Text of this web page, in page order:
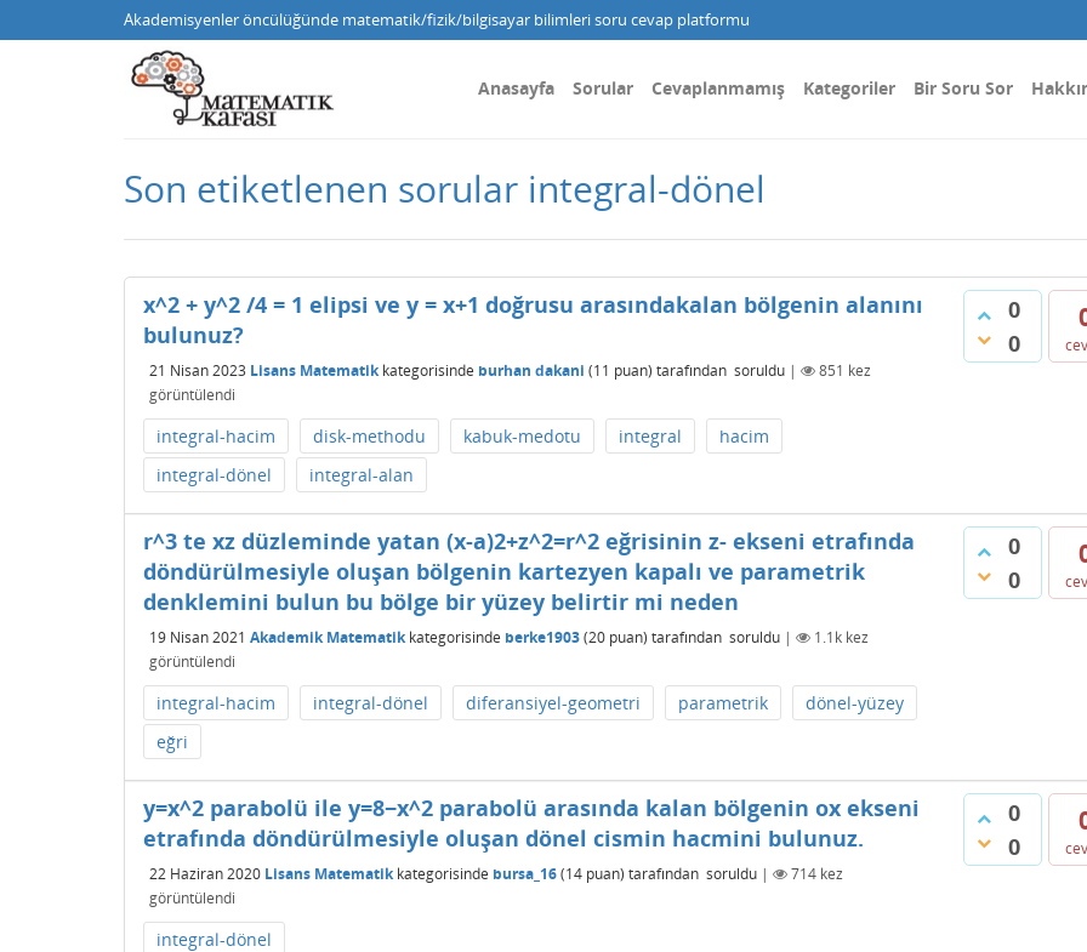
Akademisyenler öncülüğünde matematik/fizik/bilgisayar bilimleri soru cevap platformu
Anasayfa Sorular Cevaplanmamış Kategoriler Bir Soru Sor
Son etiketlenen sorular integral-dönel
0
0
x^2 + y^2 /4 = 1 elipsi ve y = x+1 doğrusu arasındakalan bölgenin alanını
bulunuz?
21 Nisan 2023 Lisans Matematikkategorisinde burhan dakani (11 puan) tarafından soruldu | 851 kez
görüntülendi
integral-hacim disk-methodu kabuk-medotu integral
hacim
integral-dönel
integral-alan
0
0
r^3 te xz düzleminde yatan (x-a)2+z^2=r^2 eğrisinin z- ekseni etrafında
döndürülmesiyle oluşan bölgenin kartezyen kapalı ve parametrik
denklemini bulun bu bölge bir yüzey belirtir mi neden
19 Nisan 2021 Akademik Matematikkategorisinde berke1903(20 puan) tarafından soruldu | 1.1k kez
görüntülendi
integral-hacim integral-dönel diferansiyel-geometri parametrik
dönel-yüzey
eğri
0
0
y=x^2 parabolü ile y=8−x^2 parabolü arasında kalan bölgenin ox ekseni
etrafında döndürülmesiyle oluşan dönel cismin hacmini bulunuz.
22 Haziran 2020 Lisans Matematikkategorisinde bursa_16(14 puan) tarafından soruldu | 714 kez
görüntülendi
integral-dönel